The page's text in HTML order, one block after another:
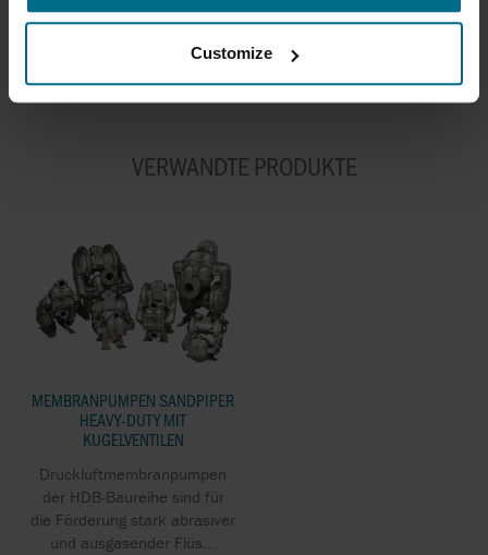
Customize
die speziell für viele verschiedene Anwendungen entwickelt
VERWANDTE PRODUKTE
MEMBRANPUMPEN SANDPIPER
HEAVY-DUTY MIT
KUGELVENTILEN
Druckluftmembranpumpen
der HDB-Baureihe sind für
die Förderung stark abrasiver
und ausgasender Flüs...